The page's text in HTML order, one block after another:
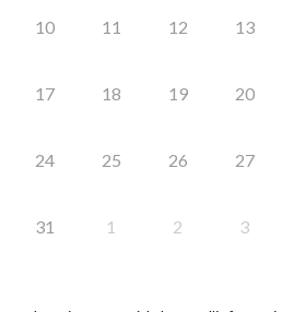
10 11 12 13
17 18 19 20
24 25 26 27
31 1 2 3